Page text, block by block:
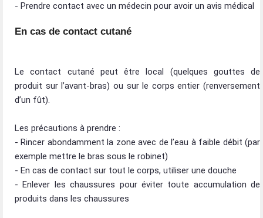
- Prendre contact avec un médecin pour avoir un avis médical
En cas de contact cutané
Le contact cutané peut être local (quelques gouttes de
produit sur l’avant-bras) ou sur le corps entier (renversement
d’un fût).
Les précautions à prendre :
- Rincer abondamment la zone avec de l’eau à faible débit (par
exemple mettre le bras sous le robinet)
- En cas de contact sur tout le corps, utiliser une douche
- Enlever les chaussures pour éviter toute accumulation de
produits dans les chaussures